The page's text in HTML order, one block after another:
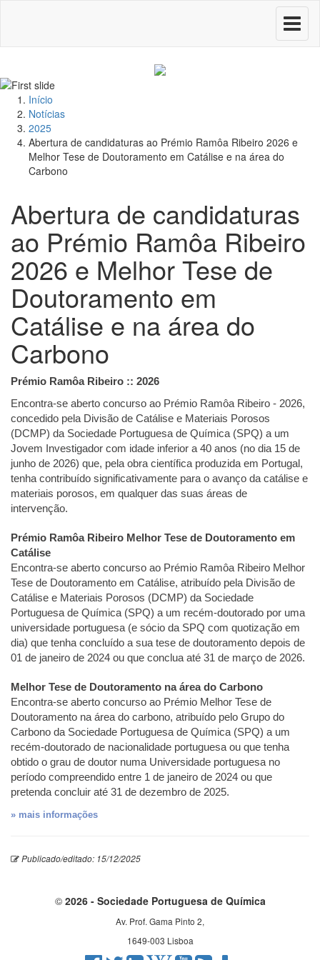
Toggle
Início
Notícias
2025
Abertura de candidaturas ao Prémio Ramôa Ribeiro 2026 e
Melhor Tese de Doutoramento em Catálise e na área do
Carbono
Abertura de candidaturas
ao Prémio Ramôa Ribeiro
2026 e Melhor Tese de
Doutoramento em
Catálise e na área do
Carbono
Prémio Ramôa Ribeiro :: 2026
Encontra-se aberto concurso ao Prémio Ramôa Ribeiro - 2026,
concedido pela Divisão de Catálise e Materiais Porosos
(DCMP) da Sociedade Portuguesa de Química (SPQ) a um
Jovem Investigador com idade inferior a 40 anos (no dia 15 de
junho de 2026) que, pela obra científica produzida em Portugal,
tenha contribuído significativamente para o avanço da catálise e
materiais porosos, em qualquer das suas áreas de
intervenção.
Prémio Ramôa Ribeiro Melhor Tese de Doutoramento em
Catálise
Encontra-se aberto concurso ao Prémio Ramôa Ribeiro Melhor
Tese de Doutoramento em Catálise, atribuído pela Divisão de
Catálise e Materiais Porosos (DCMP) da Sociedade
Portuguesa de Química (SPQ) a um recém-doutorado por uma
universidade portuguesa (e sócio da SPQ com quotização em
dia) que tenha concluído a sua tese de doutoramento depois de
01 de janeiro de 2024 ou que conclua até 31 de março de 2026.
Melhor Tese de Doutoramento na área do Carbono
Encontra-se aberto concurso ao Prémio Melhor Tese de
Doutoramento na área do carbono, atribuído pelo Grupo do
Carbono da Sociedade Portuguesa de Química (SPQ) a um
recém-doutorado de nacionalidade portuguesa ou que tenha
obtido o grau de doutor numa Universidade portuguesa no
período compreendido entre 1 de janeiro de 2024 ou que
pretenda concluir até 31 de dezembro de 2025.
» mais informações
Publicado/editado: 15/12/2025
© 2026 - Sociedade Portuguesa de Química
Av. Prof. Gama Pinto 2,
1649-003 Lisboa